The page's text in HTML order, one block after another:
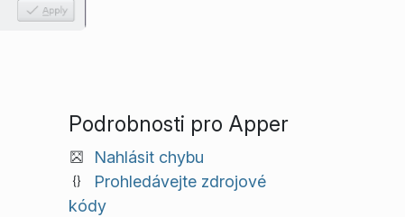
Podrobnosti pro Apper
Nahlásit chybu
Prohledávejte zdrojové
kódy